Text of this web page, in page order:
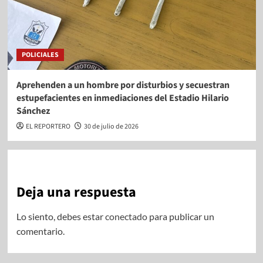
POLICIALES
Aprehenden a un hombre por disturbios y secuestran
estupefacientes en inmediaciones del Estadio Hilario
Sánchez
EL REPORTERO 30 de julio de 2026
Deja una respuesta
Lo siento, debes estarconectadopara publicar un
comentario.